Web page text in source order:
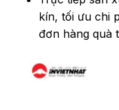
kín, tối ưu chi
đơn hàng quà